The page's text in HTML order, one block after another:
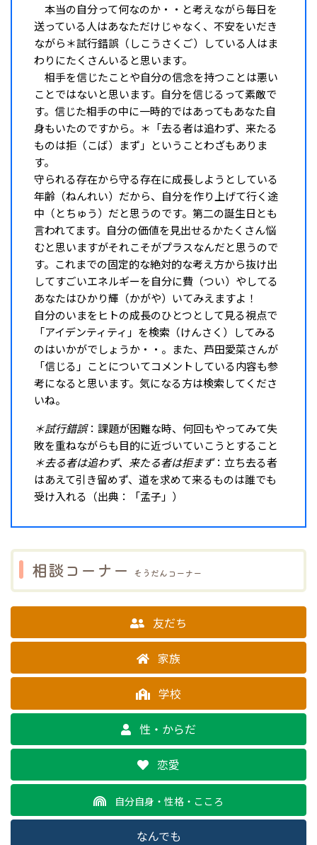
本当の自分って何なのか・・と考えながら毎日を
送っている人はあなただけじゃなく、不安をいだき
ながら＊試行錯誤（しこうさくご）している人はま
わりにたくさんいると思います。
相手を信じたことや自分の信念を持つことは悪い
ことではないと思います。自分を信じるって素敵で
す。信じた相手の中に一時的ではあってもあなた自
身もいたのですから。＊「去る者は追わず、来たる
ものは拒（こば）まず」ということわざもありま
す。
守られる存在から守る存在に成長しようとしている
年齢（ねんれい）だから、自分を作り上げて行く途
中（とちゅう）だと思うのです。第二の誕生日とも
言われてます。自分の価値を見出せるかたくさん悩
むと思いますがそれこそがプラスなんだと思うので
す。これまでの固定的な絶対的な考え方から抜け出
してすごいエネルギーを自分に費（つい）やしてる
あなたはひかり輝（かがや）いてみえますよ！
自分のいまをヒトの成長のひとつとして見る視点で
「アイデンティティ」を検索（けんさく）してみる
のはいかがでしょうか・・。また、芦田愛菜さんが
「信じる」ことについてコメントしている内容も参
考になると思います。気になる方は検索してくださ
いね。
＊試行錯誤：課題が困難な時、何回もやってみて失
敗を重ねながらも目的に近づいていこうとすること
＊去る者は追わず、来たる者は拒まず：立ち去る者
はあえて引き留めず、道を求めて来るものは誰でも
受け入れる（出典：「孟子」）
相談コーナー そうだんコーナー
友だち
家族
学校
性・からだ
恋愛
自分自身・性格・こころ
なんでも